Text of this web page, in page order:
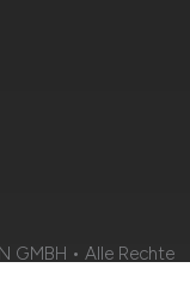
GMBH • Alle Rechte